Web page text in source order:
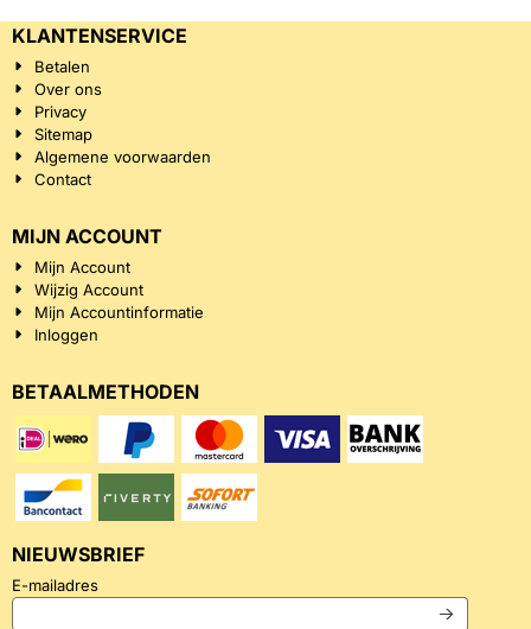
KLANTENSERVICE
Betalen
Over ons
Privacy
Sitemap
Algemene voorwaarden
Contact
MIJN ACCOUNT
Mijn Account
Wijzig Account
Mijn Accountinformatie
Inloggen
BETAALMETHODEN
NIEUWSBRIEF
E-mailadresVul je e-mailadres in voor de nieuwsbrief